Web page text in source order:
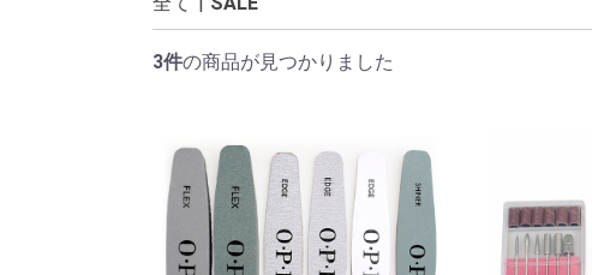
3件の商品が見つかりました